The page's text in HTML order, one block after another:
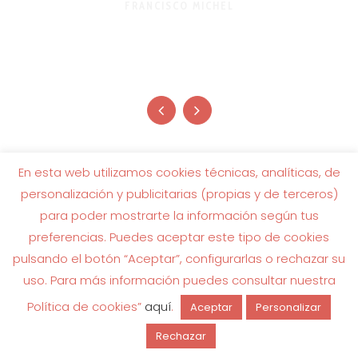
En esta web utilizamos cookies técnicas, analíticas, de
personalización y publicitarias (propias y de terceros)
para poder mostrarte la información según tus
preferencias. Puedes aceptar este tipo de cookies
pulsando el botón “Aceptar”, configurarlas o rechazar su
uso. Para más información puedes consultar nuestra
Política de cookies” aquí. Aceptar
Personalizar
Rechazar